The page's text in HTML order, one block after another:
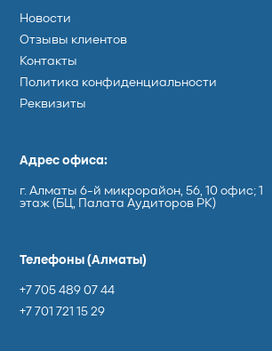
Новости
Отзывы клиентов
Контакты
Политика конфиденциальности
Реквизиты
Адрес офиса:
г. Алматы 6-й микрорайон, 56​, 10 офис; 1
этаж (БЦ, Палата Аудиторов РК)
Телефоны (Алматы)
+7 705 489 07 44
+7 701 721 15 29